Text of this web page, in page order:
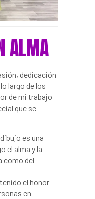
ALMA
dedicación
largo de los
de mi trabajo
que se
es una
el alma y la
como del
el honor
en